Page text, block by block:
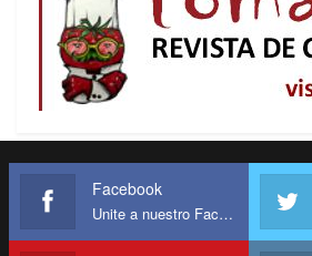
Facebook
Unite a nuestro Facebook